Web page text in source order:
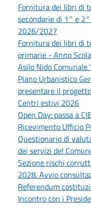
Fornitura dei libri di
secondarie di 1° e
2026/2027
Fornitura dei libri di
primarie - Anno
Asilo Nido Comunale
Piano Urbanistico
presentare il
Centri estivi 2026
Open Day: passa a
Ricevimento Ufficio
Questionario di
dei servizi del
Sezione rischi
2028. Avvio
Referendum
Incontro con i